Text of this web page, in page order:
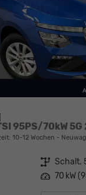
95PS/70kW 5G
10-12 Wochen
Getriebe Schalt.
Leistung 70 kW